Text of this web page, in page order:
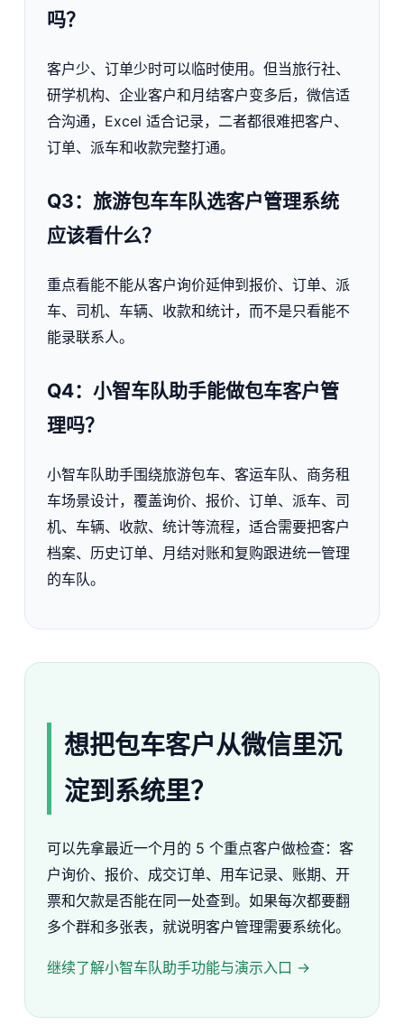
吗？
客户少、订单少时可以临时使用。但当旅行社、
研学机构、企业客户和月结客户变多后，微信适
合沟通，Excel 适合记录，二者都很难把客户、
订单、派车和收款完整打通。
Q3：旅游包车车队选客户管理系统
应该看什么？
重点看能不能从客户询价延伸到报价、订单、派
车、司机、车辆、收款和统计，而不是只看能不
能录联系人。
Q4：小智车队助手能做包车客户管
理吗？
小智车队助手围绕旅游包车、客运车队、商务租
车场景设计，覆盖询价、报价、订单、派车、司
机、车辆、收款、统计等流程，适合需要把客户
档案、历史订单、月结对账和复购跟进统一管理
的车队。
想把包车客户从微信里沉
淀到系统里？
可以先拿最近一个月的 5 个重点客户做检查：客
户询价、报价、成交订单、用车记录、账期、开
票和欠款是否能在同一处查到。如果每次都要翻
多个群和多张表，就说明客户管理需要系统化。
继续了解小智车队助手功能与演示入口 →